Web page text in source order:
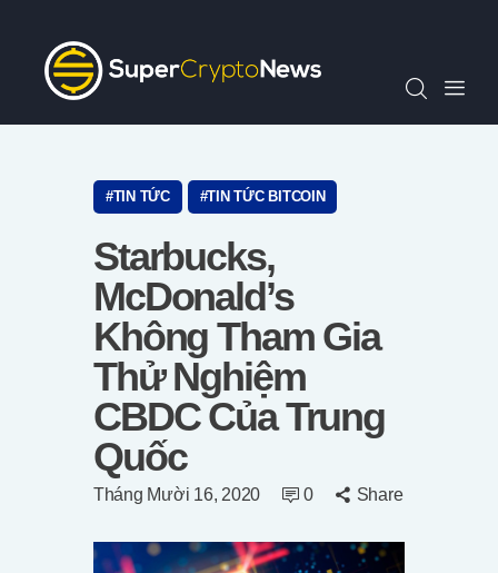
Chỉ Số SCN30
Tin Tức
Quan Điểm
Video
Tiếng Việt
TIN TỨC TIN TỨC BITCOIN
Starbucks,
McDonald’s
Không Tham Gia
Thử Nghiệm
CBDC Của Trung
Quốc
Tháng Mười 16, 2020 0 Share